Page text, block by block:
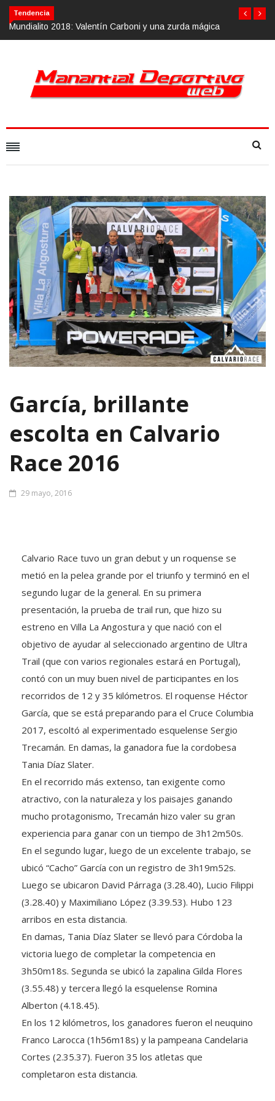
Tendencia
y una zurda mágicaCalvario Race 2018, 10 de noviembre
García, brillante
escolta en Calvario
Race 2016
29 mayo, 2016
Calvario Race tuvo un gran debut y un roquense se
metió en la pelea grande por el triunfo y terminó en el
segundo lugar de la general. En su primera
presentación, la prueba de trail run, que hizo su
estreno en Villa La Angostura y que nació con el
objetivo de ayudar al seleccionado argentino de Ultra
Trail (que con varios regionales estará en Portugal),
contó con un muy buen nivel de participantes en los
recorridos de 12 y 35 kilómetros. El roquense Héctor
García, que se está preparando para el Cruce Columbia
2017, escoltó al experimentado esquelense Sergio
Trecamán. En damas, la ganadora fue la cordobesa
Tania Díaz Slater.
En el recorrido más extenso, tan exigente como
atractivo, con la naturaleza y los paisajes ganando
mucho protagonismo, Trecamán hizo valer su gran
experiencia para ganar con un tiempo de 3h12m50s.
En el segundo lugar, luego de un excelente trabajo, se
ubicó “Cacho” García con un registro de 3h19m52s.
Luego se ubicaron David Párraga (3.28.40), Lucio Filippi
(3.28.40) y Maximiliano López (3.39.53). Hubo 123
arribos en esta distancia.
En damas, Tania Díaz Slater se llevó para Córdoba la
victoria luego de completar la competencia en
3h50m18s. Segunda se ubicó la zapalina Gilda Flores
(3.55.48) y tercera llegó la esquelense Romina
Alberton (4.18.45).
En los 12 kilómetros, los ganadores fueron el neuquino
Franco Larocca (1h56m18s) y la pampeana Candelaria
Cortes (2.35.37). Fueron 35 los atletas que
completaron esta distancia.